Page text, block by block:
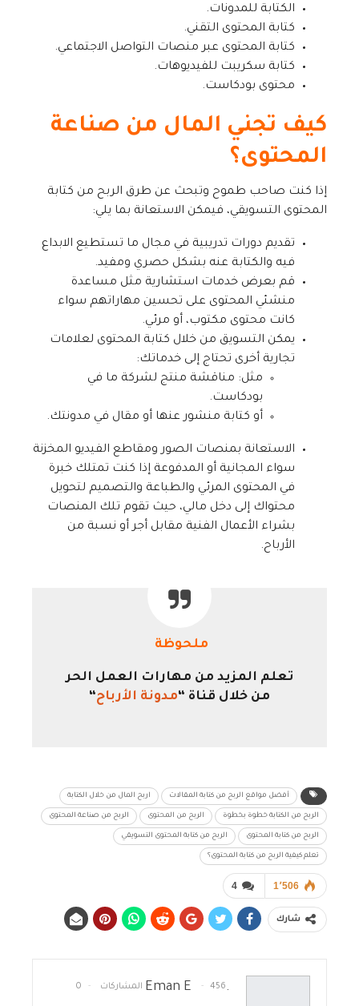
الكتابة للمدونات.
كتابة المحتوى التقني.
كتابة المحتوى عبر منصات التواصل الاجتماعي.
كتابة سكريبت للفيديوهات.
محتوى بودكاست.
كيف تجني المال من صناعة
المحتوى؟
إذا كنت صاحب طموح وتبحث عن طرق الربح من كتابة
المحتوى التسويقي، فيمكن الاستعانة بما يلي:
تقديم دورات تدريبية في مجال ما تستطيع الابداع
فيه والكتابة عنه بشكل حصري ومفيد.
قم بعرض خدمات استشارية مثل مساعدة
منشئي المحتوى على تحسين مهاراتهم سواء
كانت محتوى مكتوب، أو مرئي.
يمكن التسويق من خلال كتابة المحتوى لعلامات
تجارية أخرى تحتاج إلى خدماتك:
مثل: مناقشة منتج لشركة ما في
بودكاست.
أو كتابة منشور عنها أو مقال في مدونتك.
الاستعانة بمنصات الصور ومقاطع الفيديو المخزنة
سواء المجانية أو المدفوعة إذا كنت تمتلك خبرة
في المحتوى المرئي والطباعة والتصميم لتحويل
محتواك إلى دخل مالي، حيث تقوم تلك المنصات
بشراء الأعمال الفنية مقابل أجر أو نسبة من
الأرباح.
ملحوظة
تعلم المزيد من مهارات العمل الحر
من خلال قناة “مدونة الأرباح“
أفضل مواقع الربح من كتابة المقالات اربح المال من خلال الكتابة
الربح من الكتابة خطوة بخطوة الربح من المحتوى الربح من صناعة المحتوى
الربح من كتابة المحتوى الربح من كتابة المحتوى التسويقي
تعلم كيفية الربح من كتابة المحتوى؟
4 1٬506
شارك
.Eman E 456 المشاركات 0